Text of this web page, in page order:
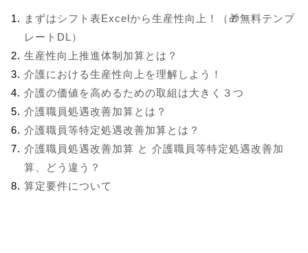
まずはシフト表Excelから生産性向上！（🎁無料テンプ
レートDL）
生産性向上推進体制加算とは？
介護における生産性向上を理解しよう！
介護の価値を高めるための取組は大きく３つ
介護職員処遇改善加算とは？
介護職員等特定処遇改善加算とは？
介護職員処遇改善加算 と 介護職員等特定処遇改善加
算、どう違う？
算定要件について